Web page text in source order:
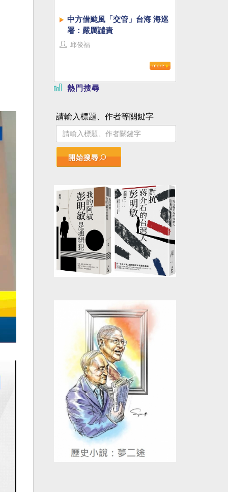
中方借颱風「交管」台海 海巡
署：嚴厲譴責
邱俊福
熱門搜尋
請輸入標題、作者等關鍵字
開始搜尋